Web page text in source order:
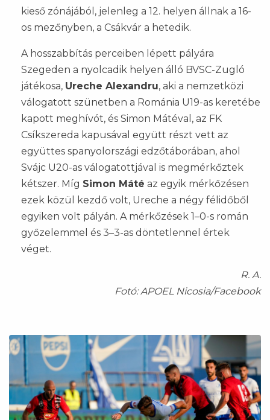
kieső zónájából, jelenleg a 12. helyen állnak a 16-
os mezőnyben, a Csákvár a hetedik.
A hosszabbítás perceiben lépett pályára
Szegeden a nyolcadik helyen álló BVSC-Zugló
játékosa, Ureche Alexandru, aki a nemzetközi
válogatott szünetben a Románia U19-as keretébe
kapott meghívót, és Simon Mátéval, az FK
Csíkszereda kapusával együtt részt vett az
együttes spanyolországi edzőtáborában, ahol
Svájc U20-as válogatottjával is megmérkőztek
kétszer. Míg Simon Máté az egyik mérkőzésen
ezek közül kezdő volt, Ureche a négy félidőből
egyiken volt pályán. A mérkőzések 1–0-s román
győzelemmel és 3–3-as döntetlennel értek
véget.
R. A.
Fotó: APOEL Nicosia/Facebook